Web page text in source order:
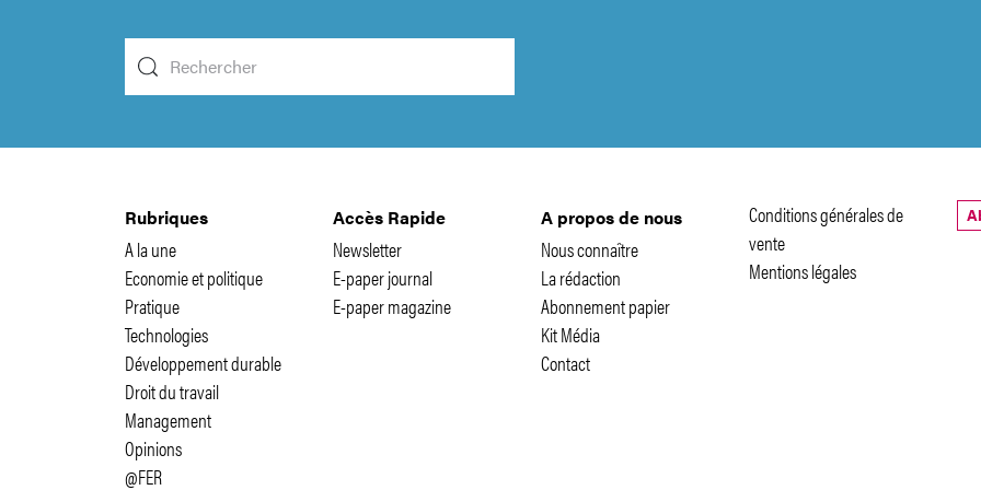
Rubriques
A la une
Economie et politique
Pratique
Technologies
Développement durable
Droit du travail
Management
Opinions
@FER
Accès Rapide
Newsletter
E-paper journal
E-paper magazine
A propos de nous
Nous connaître
La rédaction
Abonnement papier
Kit Média
Contact
Conditions générales de
vente
Mentions légales